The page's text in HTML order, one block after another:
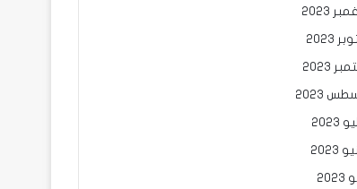
2023
2023
2023
2023
2023
2023